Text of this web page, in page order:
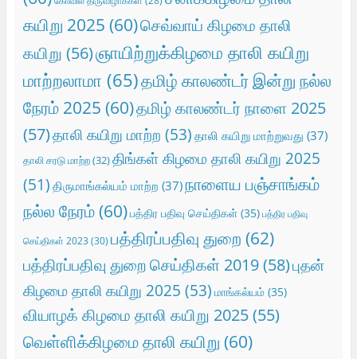
கயிறு 2025 (60)செவ்வாய் கிழமை தாலி
கயிறு (56)ஞாயிற்றுக்கிழமை தாலி கயிறு
மாற்றலாமா (65)தமிழ் காலண்டர் இன்று நல்ல
நேரம் 2025 (60)தமிழ் காலண்டர் நாளை 2025
(57)தாலி கயிறு மாற்ற (53) தாலி கயிறு மாற்றுவது (37)
தாலி சரடு மாற்ற(32)திங்கள் கிழமை தாலி கயிறு 2025
(51) திருமாங்கல்யம் மாற்ற (37)நாளைய பஞ்சாங்கம்
நல்ல நேரம்(60)பத்திர பதிவு செய்திகள்(35) பத்திர பதிவு
செய்திகள் 2023 (30) பத்திரப்பதிவு துறை (62)
பத்திரப்பதிவு துறை செய்திகள் 2019(58)புதன்
கிழமை தாலி கயிறு 2025 (53) மாங்கல்யம்(35)
வியாழக் கிழமை தாலி கயிறு 2025(55)
வெள்ளிக்கிழமை தாலி கயிறு (60)